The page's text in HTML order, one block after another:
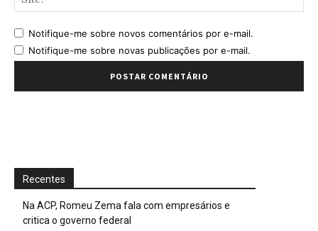
Notifique-me sobre novos comentários por e-mail.
Notifique-me sobre novas publicações por e-mail.
Recentes
Na ACP, Romeu Zema fala com empresários e
critica o governo federal